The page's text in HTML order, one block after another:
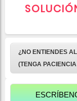
¿NO ENTIENDES
(TENGA
ESCRÍBENOS EN